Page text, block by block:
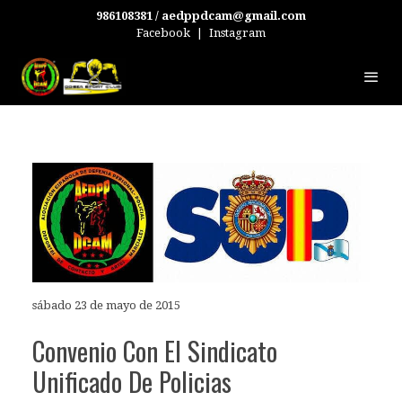
986108381 / aedppdcam@gmail.com
Facebook
Instagram
sábado 23 de mayo de 2015
Convenio Con El Sindicato
Unificado De Policias